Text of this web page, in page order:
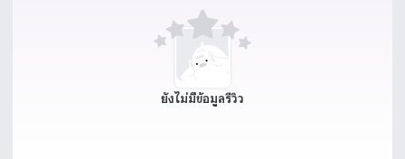
ยังไม่มีข้อมูลรีวิว